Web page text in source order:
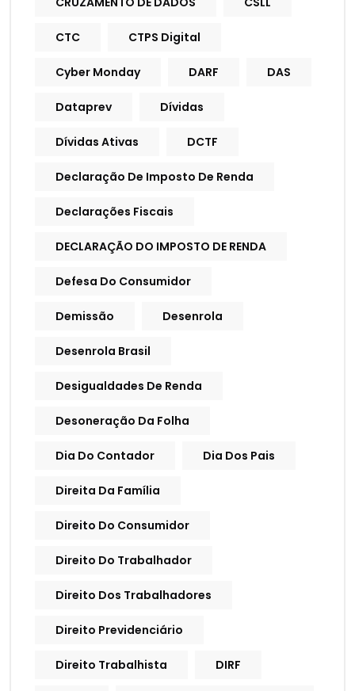
CTC CTPS Digital
Cyber Monday DARF DAS
Dataprev Dívidas
Dívidas Ativas DCTF
Declaração De Imposto De Renda
Declarações Fiscais
DECLARAÇÃO DO IMPOSTO DE RENDA
Defesa Do Consumidor
Demissão Desenrola
Desenrola Brasil
Desigualdades De Renda
Desoneração Da Folha
Dia Do Contador Dia Dos Pais
Direita Da Família
Direito Do Consumidor
Direito Do Trabalhador
Direito Dos Trabalhadores
Direito Previdenciário
Direito Trabalhista DIRF